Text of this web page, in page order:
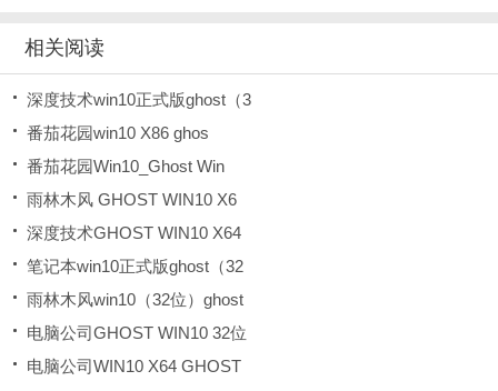
相关阅读
深度技术win10正式版ghost（3
番茄花园win10 X86 ghos
番茄花园Win10_Ghost Win
雨林木风 GHOST WIN10 X6
深度技术GHOST WIN10 X64
笔记本win10正式版ghost（32
雨林木风win10（32位）ghost
电脑公司GHOST WIN10 32位
电脑公司WIN10 X64 GHOST